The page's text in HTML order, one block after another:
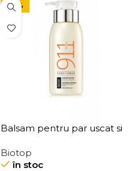
-24%
Balsam pentru par uscat si
Conditioner
Biotop
în stoc